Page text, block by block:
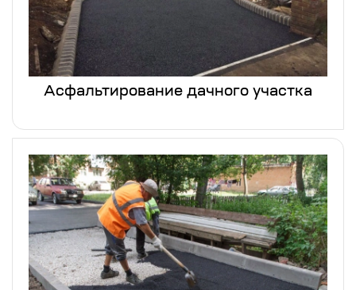
Асфальтирование дачного участка